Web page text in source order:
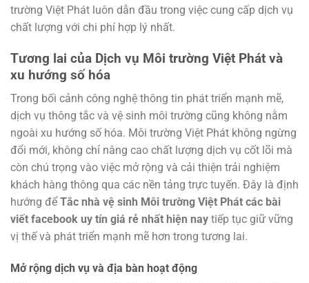
trường Việt Phát luôn dẫn đầu trong việc cung cấp dịch vụ
chất lượng với chi phí hợp lý nhất.
Tương lai của Dịch vụ Môi trường Việt Phát và
xu hướng số hóa
Trong bối cảnh công nghệ thông tin phát triển mạnh mẽ,
dịch vụ thông tắc và vệ sinh môi trường cũng không nằm
ngoài xu hướng số hóa. Môi trường Việt Phát không ngừng
đổi mới, không chỉ nâng cao chất lượng dịch vụ cốt lõi mà
còn chú trọng vào việc mở rộng và cải thiện trải nghiệm
khách hàng thông qua các nền tảng trực tuyến. Đây là định
hướng đểTắc nhà vệ sinh Môi trường Việt Phát các bài
viết facebook uy tín giá rẻ nhất hiện nay tiếp tục giữ vững
vị thế và phát triển mạnh mẽ hơn trong tương lai.
Mở rộng dịch vụ và địa bàn hoạt động